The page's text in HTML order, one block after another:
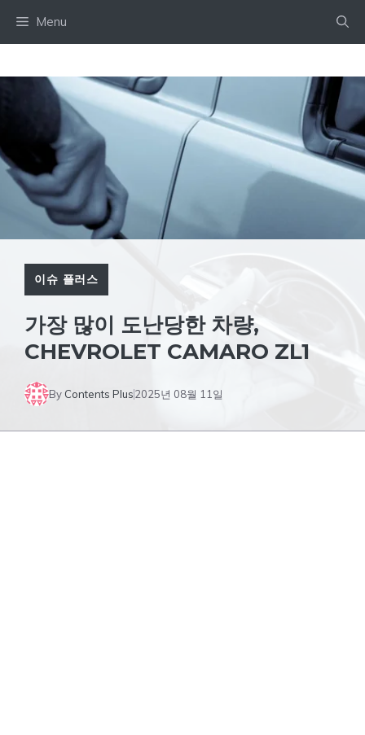
Menu
이슈 플러스
가장 많이 도난당한 차량,
CHEVROLET CAMARO ZL1
By Contents Plus2025년 08월 11일